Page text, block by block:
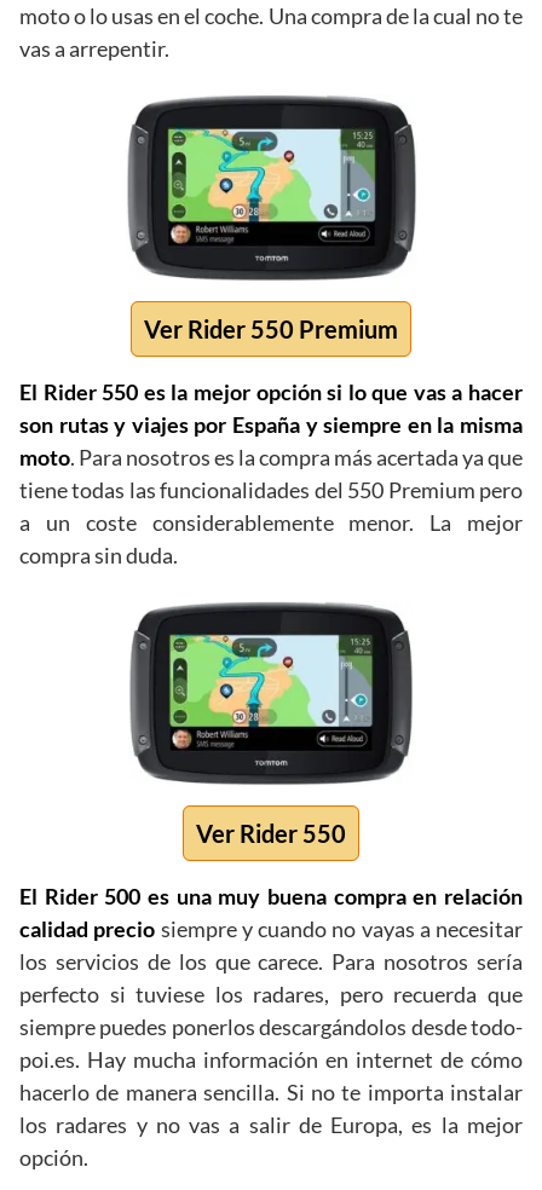
moto o lo usas en el coche. Una compra de la cual no te
vas a arrepentir.
Ver Rider 550 Premium
El Rider 550 es la mejor opción si lo que vas a hacer
son rutas y viajes por España y siempre en la misma
moto. Para nosotros es la compra más acertada ya que
tiene todas las funcionalidades del 550 Premium pero
a un coste considerablemente menor. La mejor
compra sin duda.
Ver Rider 550
El Rider 500 es una muy buena compra en relación
calidad precio siempre y cuando no vayas a necesitar
los servicios de los que carece. Para nosotros sería
perfecto si tuviese los radares, pero recuerda que
siempre puedes ponerlos descargándolos desde todo-
poi.es. Hay mucha información en internet de cómo
hacerlo de manera sencilla. Si no te importa instalar
los radares y no vas a salir de Europa, es la mejor
opción.